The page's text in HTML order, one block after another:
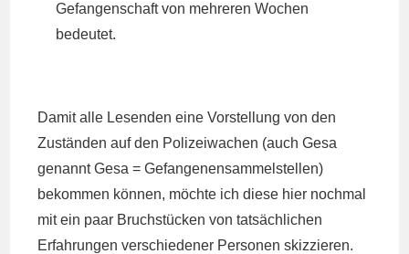
Gefangenschaft von mehreren Wochen
bedeutet.
Damit alle Lesenden eine Vorstellung von den
Zuständen auf den Polizeiwachen (auch Gesa
genannt Gesa = Gefangenensammelstellen)
bekommen können, möchte ich diese hier nochmal
mit ein paar Bruchstücken von tatsächlichen
Erfahrungen verschiedener Personen skizzieren.